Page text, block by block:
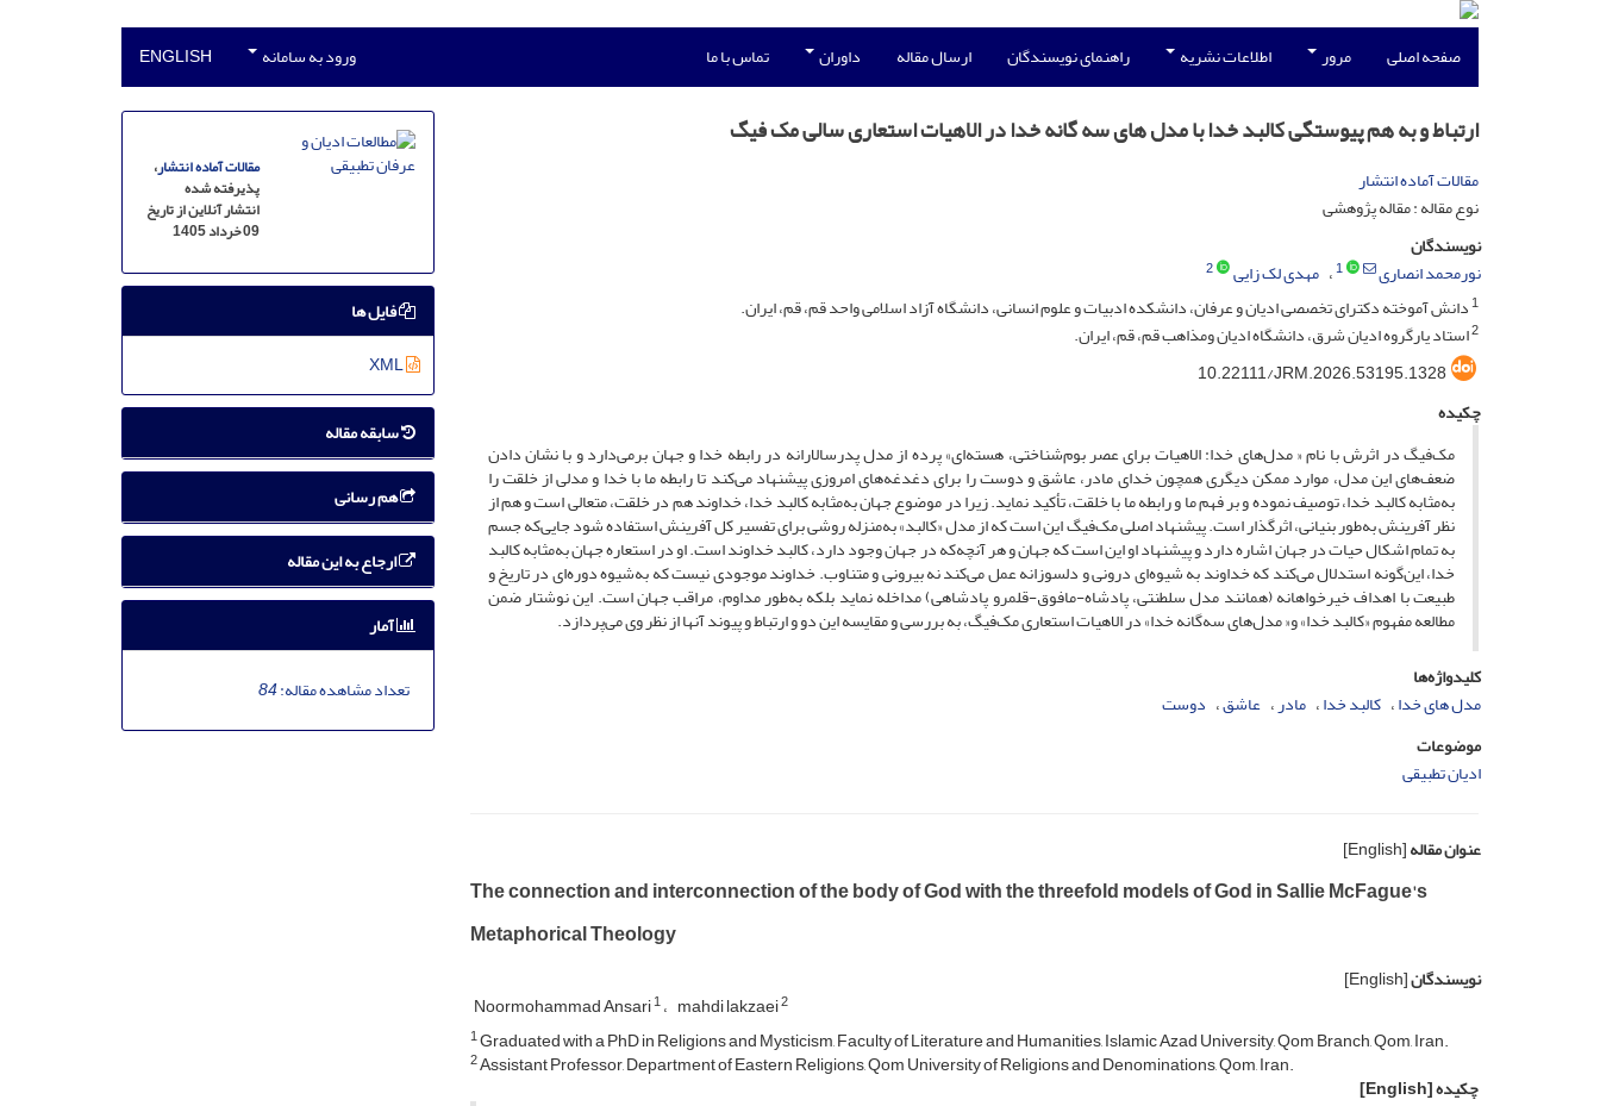
صفحه اصلی مرور اطلاعات نشریه راهنمای نویسندگان ارسال مقاله داوران تماس با ما ورود به سامانه ENGLISH
ارتباط و به هم پیوستگی کالبد خدا با مدل های سه گانه خدا در الاهیات استعاری سالی مک فیگ
مقالات آماده انتشار
نوع مقاله : مقاله پژوهشی
نویسندگان
نورمحمد انصاری
1 مهدی لک زایی
2
1دانش آموخته دکترای تخصصی ادیان و عرفان، دانشکده ادبیات و علوم انسانی، دانشگاه آزاد اسلامی واحد قم، قم، ایران.
2استاد یارگروه ادیان شرق، دانشگاه ادیان ومذاهب قم، قم، ایران.
10.22111/JRM.2026.53195.1328
چکیده
مک‌فیگ در اثرش با نام « مدل‌های خدا: الاهیات برای عصر بوم‌شناختی، هسته‌ای» پرده از مدل پدرسالارانه در رابطه خدا و جهان برمی‌دارد و با نشان دادن
ضعف‌های این مدل، موارد ممکن دیگری همچون خدای مادر، عاشق و دوست را برای دغدغه‌های امروزی پیشنهاد می‌کند تا رابطه ما با خدا و مدلی از خلقت را
به‌مثابه کالبد خدا، توصیف نموده و بر فهم ما و رابطه ما با خلقت، تأکید نماید. زیرا در موضوع جهان به‌مثابه کالبد خدا، خداوند هم در خلقت، متعالی است و هم از
نظر آفرینش به‌طور بنیانی، اثرگذار است. پیشنهاد اصلی مک‌فیگ این است که از مدل «کالبد» به‌منزله روشی برای تفسیر کل آفرینش استفاده شود جایی‌که جسم
به تمام اشکال حیات در جهان اشاره دارد و پیشنهاد او این است که جهان و هر آنچه‌که در جهان وجود دارد، کالبد خداوند است. او در استعاره جهان به‌مثابه کالبد
خدا، این‌گونه استدلال می‌کند که خداوند به شیوه‌ای درونی و دلسوزانه عمل می‌کند نه بیرونی و متناوب. خداوند موجودی نیست که به‌شیوه دوره‌ای در تاریخ و
طبیعت با اهداف خیرخواهانه (همانند مدل سلطنتی، پادشاه-مافوق-قلمرو پادشاهی) مداخله نماید بلکه به‌طور مداوم، مراقب جهان است. این نوشتار ضمن
مطالعه مفهوم «کالبد خدا» و« مدل‌های سه‌گانه خدا» در الاهیات استعاری مک‌فیگ، به بررسی و مقایسه این دو و ارتباط و پیوند آنها از نظر وی می‌پردازد.
کلیدواژه‌ها
مدل های خدا کالبد خدا مادر عاشق دوست
موضوعات
ادیان تطبیقی
عنوان مقاله[English]
The connection and interconnection of the body of God with the threefold models of God in Sallie McFague's
Metaphorical Theology
نویسندگان[English]
Noormohammad Ansari1 mahdi lakzaei2
1Graduated with a PhD in Religions and Mysticism, Faculty of Literature and Humanities, Islamic Azad University, Qom Branch, Qom, Iran.
2Assistant Professor, Department of Eastern Religions, Qom University of Religions and Denominations, Qom, Iran.
چکیده[English]
مقالات آماده انتشار،
پذیرفته شده
انتشار آنلاین از تاریخ
09 خرداد 1405
فایل ها
XML
سابقه مقاله
هم رسانی
ارجاع به این مقاله
آمار
تعداد مشاهده مقاله:84